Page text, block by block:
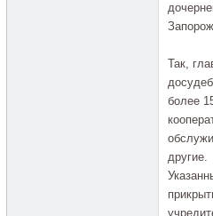
Так,
более
другие.